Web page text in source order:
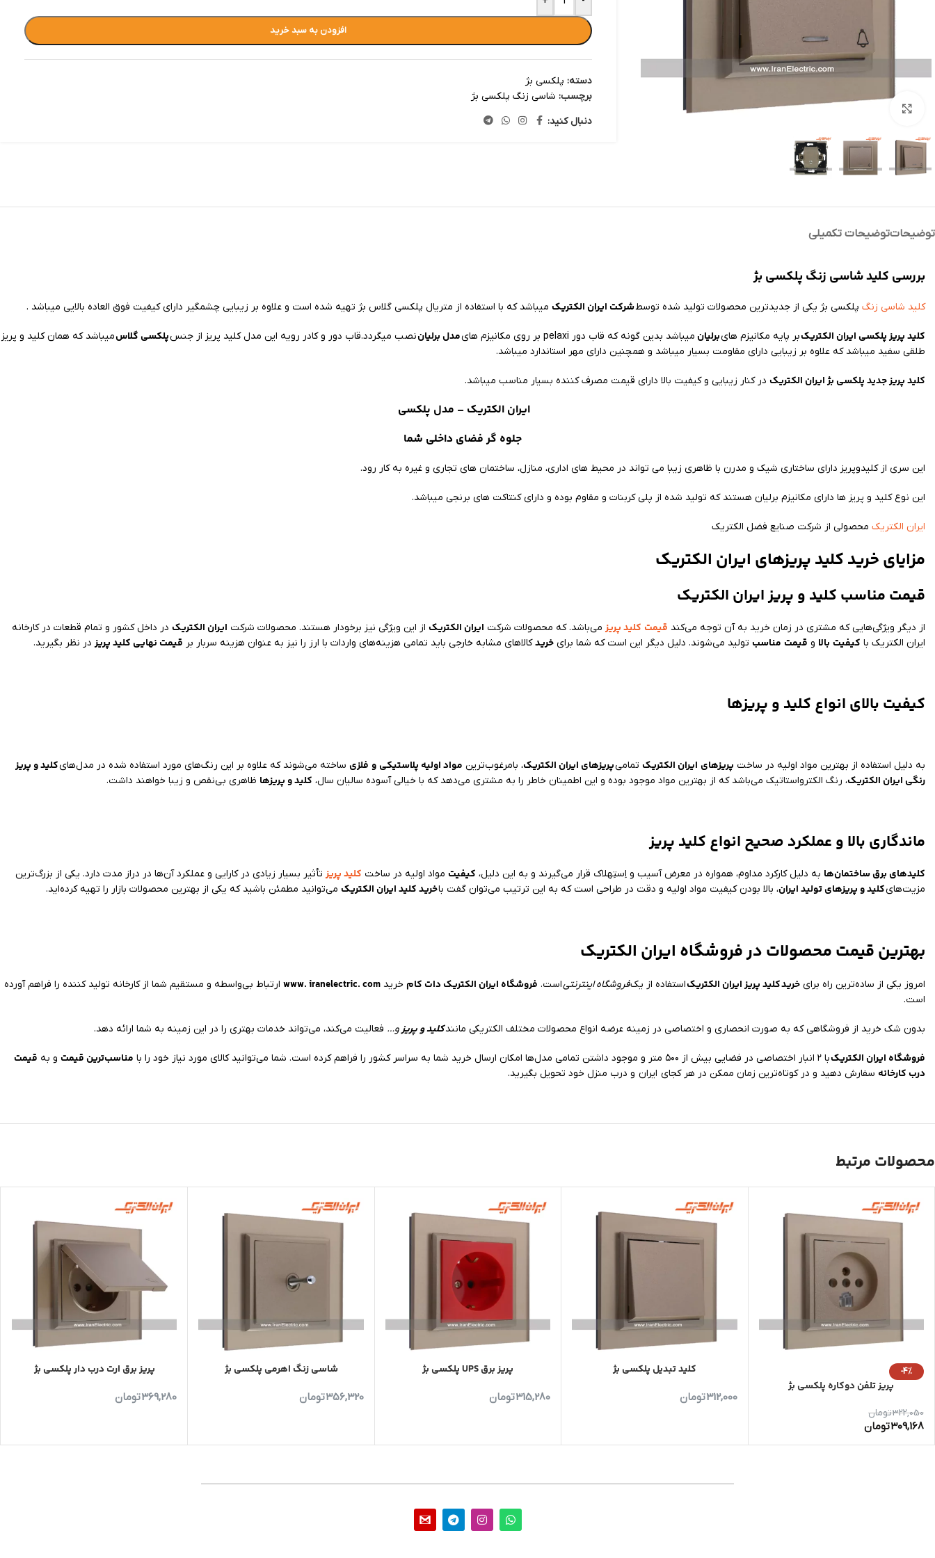
افزودن به سبد خرید
دسته: پلکسی بژ
برچسب: شاسی زنگ پلکسی بژ
دنبال کنید:
توضیحاتتوضیحات تکمیلی
بررسی کلید شاسی زنگ پلکسی بژ
کلید شاسی زنگ پلکسی بژ یکی از جدیدترین محصولات تولید شده توسطشرکت ایران الکتریک میباشد که با استفاده از متریال پلکسی گلاس بژ تهیه شده است و علاوه بر زیبایی چشمگیر دارای کیفیت فوق العاده بالایی میباشد .
کلید پریز پلکسی ایران الکتریکبر پایه مکانیزم هایبرلیان میباشد بدین گونه که قاب دور pelaxi بر روی مکانیزم های مدل برلیاننصب میگردد.قاب دور و کادر رویه این مدل کلید پریز از جنسپلکسی گلاسمیباشد که همان کلید و پریز
طلقی سفید میباشد که علاوه بر زیبایی دارای مقاومت بسیار میباشد و همچنین دارای مهر استاندارد میباشد.
کلید پریز جدید پلکسی بژ ایران الکتریک در کنار زیبایی و کیفیت بالا دارای قیمت مصرف کننده بسیار مناسب میباشد.
ایران الکتریک – مدل پلکسی
جلوه گر فضای داخلی شما
این سری از کلیدوپریز دارای ساختاری شیک و مدرن با ظاهری زیبا می تواند در محیط های اداری، منازل، ساختمان های تجاری و غیره به کار رود.
این نوع کلید و پریز ها دارای مکانیزم برلیان هستند که تولید شده از پلی کربنات و مقاوم بوده و دارای کنتاکت های برنجی میباشد.
ایران الکتریک محصولی از شرکت صنایع فضل الکتریک
مزایای خرید کلید پریزهای ایران الکتریک
قیمت مناسب کلید و پریز ایران الکتریک
از دیگر ویژگی‌هایی که مشتری در زمان خرید به آن توجه می‌کند قیمت کلید پریز می‌باشد. که محصولات شرکت ایران الکتریک از این ویژگی نیز برخودار هستند. محصولات شرکت ایران الکتریک در داخل کشور و تمام قطعات در کارخانه
ایران الکتریک با کیفیت بالا و قیمت مناسب تولید می‌شوند. دلیل دیگر این است که شما برای خریدکالاهای مشابه خارجی باید تمامی هزینه‌های واردات با ارز را نیز به عنوان هزینه سربار بر قیمت نهایی کلید پریز در نظر بگیرید.
کیفیت بالای انواع کلید و پریزها
به دلیل استفاده از بهترین مواد اولیه در ساخت پریزهای ایران الکتریک تمامیپریزهای ایران الکتریک، بامرغوب‌ترین مواد اولیه پلاستیکی و فلزی ساخته می‌شوند که علاوه بر این رنگ‌های مورد استفاده شده در مدل‌هایکلید و پریز
رنگی ایران الکتریک، رنگ الکترواستاتیک می‌باشد که از بهترین مواد موجود بوده و این اطمینان خاطر را به مشتری می‌دهد که با خیالی آسوده سالیان سال، کلید و پریزها ظاهری بی‌نقص و زیبا خواهند داشت.
ماندگاری بالا و عملکرد صحیح انواع کلید پریز
کلیدهای برق ساختمان‌ها به دلیل کارکرد مداوم، همواره در معرض آسیب و اِستِهلاک قرار می‌گیرند و به این دلیل، کیفیت مواد اولیه در ساخت کلید پریز تأثیر بسیار زیادی در کارایی و عملکرد آن‌ها در دراز مدت دارد. یکی از بزرگ‌ترین
مزیت‌هایکلید و پریزهای تولید ایران، بالا بودن کیفیت مواد اولیه و دقت در طراحی است که به این ترتیب می‌توان گفت باخرید کلید ایران الکتریک می‌توانید مطمئن باشید که یکی از بهترین محصولات بازار را تهیه کرده‌اید.
بهترین قیمت محصولات در فروشگاه ایران الکتریک
امروز یکی از ساده‌ترین راه برای خریدکلید پریز ایران الکتریکاستفاده از یکفروشگاه اینترنتیاست. فروشگاه ایران الکتریک دات کام خرید www. iranelectric. com ارتباط بی‌واسطه و مستقیم شما از کارخانه تولید کننده را فراهم آورده
است.
بدون شک خرید از فروشگاهی که به صورت انحصاری و اختصاصی در زمینه عرضه انواع محصولات مختلف الکتریکی مانندکلید و پریزو… فعالیت می‌کند، می‌تواند خدمات بهتری را در این زمینه به شما ارائه دهد.
فروشگاه ایران الکتریکبا ۲ انبار اختصاصی در فضایی بیش از ۵۰۰ متر و موجود داشتن تمامی مدل‌ها امکان ارسال خرید شما به سراسر کشور را فراهم کرده است. شما می‌توانید کالای مورد نیاز خود را با مناسب‌ترین قیمت و به قیمت
درب کارخانه سفارش دهید و در کوتاه‌ترین زمان ممکن در هر کجای ایران و درب منزل خود تحویل بگیرید.
محصولات مرتبط
-4%
پریز تلفن دوکاره پلکسی بژ
322,050تومان
309,168تومان
کلید تبدیل پلکسی بژ
312,000تومان
پریز برق UPS پلکسی بژ
315,280تومان
شاسی زنگ اهرمی پلکسی بژ
356,320تومان
پریز برق ارت درب دار پلکسی بژ
369,280تومان